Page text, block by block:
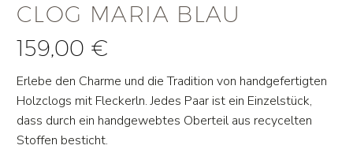
CLOG MARIA BLAU
159,00 €
Erlebe den Charme und die Tradition von handgefertigten
Holzclogs mit Fleckerln. Jedes Paar ist ein Einzelstück,
dass durch ein handgewebtes Oberteil aus recycelten
Stoffen besticht.